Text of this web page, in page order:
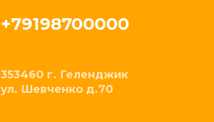
+79198700000
353460 г. Геленджик
ул. Шевченко д.70